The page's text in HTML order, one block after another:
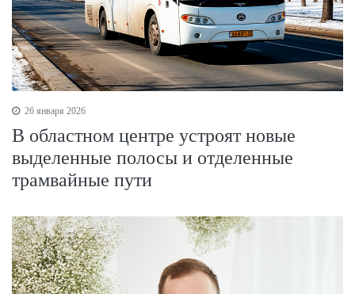
26 января 2026
В областном центре устроят новые
выделенные полосы и отделенные
трамвайные пути